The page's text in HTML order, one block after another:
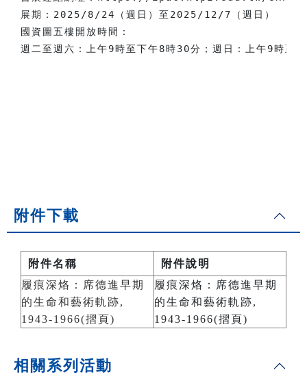
展期：2025/8/24（週日）至2025/12/7（週日）
國資圖五樓開放時間：
附件下載
附件名稱
附件說明
履痕深烙：席德進早期
的生命和藝術軌跡,
1943-1966(摺頁)
履痕深烙：席德進早期
的生命和藝術軌跡,
1943-1966(摺頁)
相關系列活動